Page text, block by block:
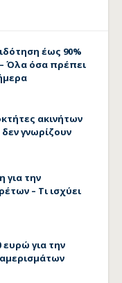
έως 90%
Όλα όσα πρέπει
ακινήτων
γνωρίζουν
για την
– Τι ισχύει
ευρώ για την